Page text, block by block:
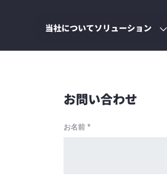
当社についてソリューション
お問い合わせ
お名前 *